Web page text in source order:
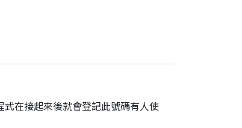
在接起來後就會登記此號碼有人使